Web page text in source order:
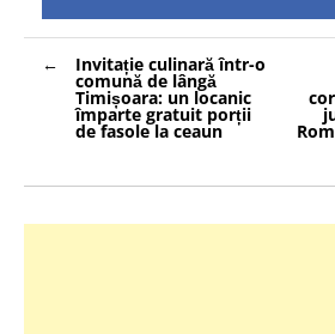
Navigare
în
articole
Invitație culinară într-o
comună de lângă
Timișoara: un locanic
împarte gratuit porții
de fasole la ceaun